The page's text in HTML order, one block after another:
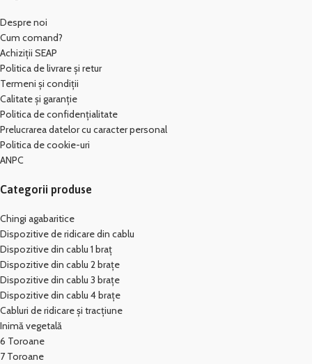
Despre noi
Cum comand?
Achiziții SEAP
Politica de livrare și retur
Termeni și condiții
Calitate și garanție
Politica de confidențialitate
Prelucrarea datelor cu caracter personal
Politica de cookie-uri
ANPC
Categorii produse
Chingi agabaritice
Dispozitive de ridicare din cablu
Dispozitive din cablu 1 braț
Dispozitive din cablu 2 brațe
Dispozitive din cablu 3 brațe
Dispozitive din cablu 4 brațe
Cabluri de ridicare și tracțiune
Inimă vegetală
6 Toroane
7 Toroane